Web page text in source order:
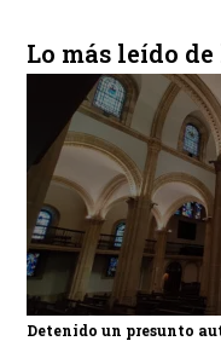
Lo más leído
Detenido un presunto